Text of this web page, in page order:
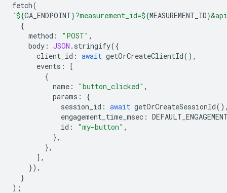
fetch(
`${GA_ENDPOINT}?measurement_id=${MEASUREMENT_ID}&
{
method : "POST" ,
body : JSON . stringify({
client_id : await getOrCreateClientId(),
events :
[
{
name : "button_clicked" ,
params :
{
session_id : await getOrCreateSessionId
engagement_time_msec :
id : "my-button" ,
},
},
],
}),
}
);